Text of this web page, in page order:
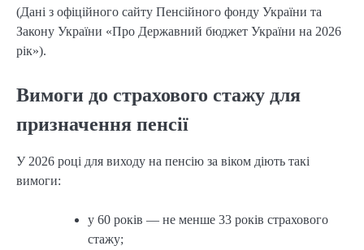
(Дані з офіційного сайту Пенсійного фонду України та
Закону України «Про Державний бюджет України на 2026
рік»).
Вимоги до страхового стажу для
призначення пенсії
У 2026 році для виходу на пенсію за віком діють такі
вимоги:
у 60 років — не менше 33 років страхового
стажу;